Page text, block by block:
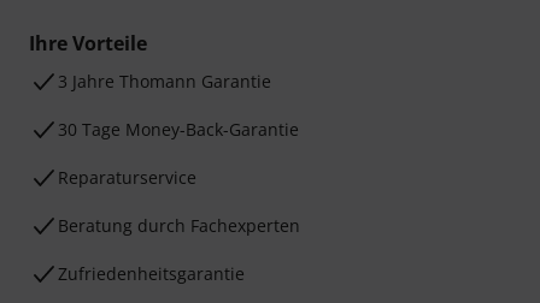
Ihre Vorteile
3 Jahre Thomann Garantie
30 Tage Money-Back-Garantie
Reparaturservice
Beratung durch Fachexperten
Zufriedenheitsgarantie